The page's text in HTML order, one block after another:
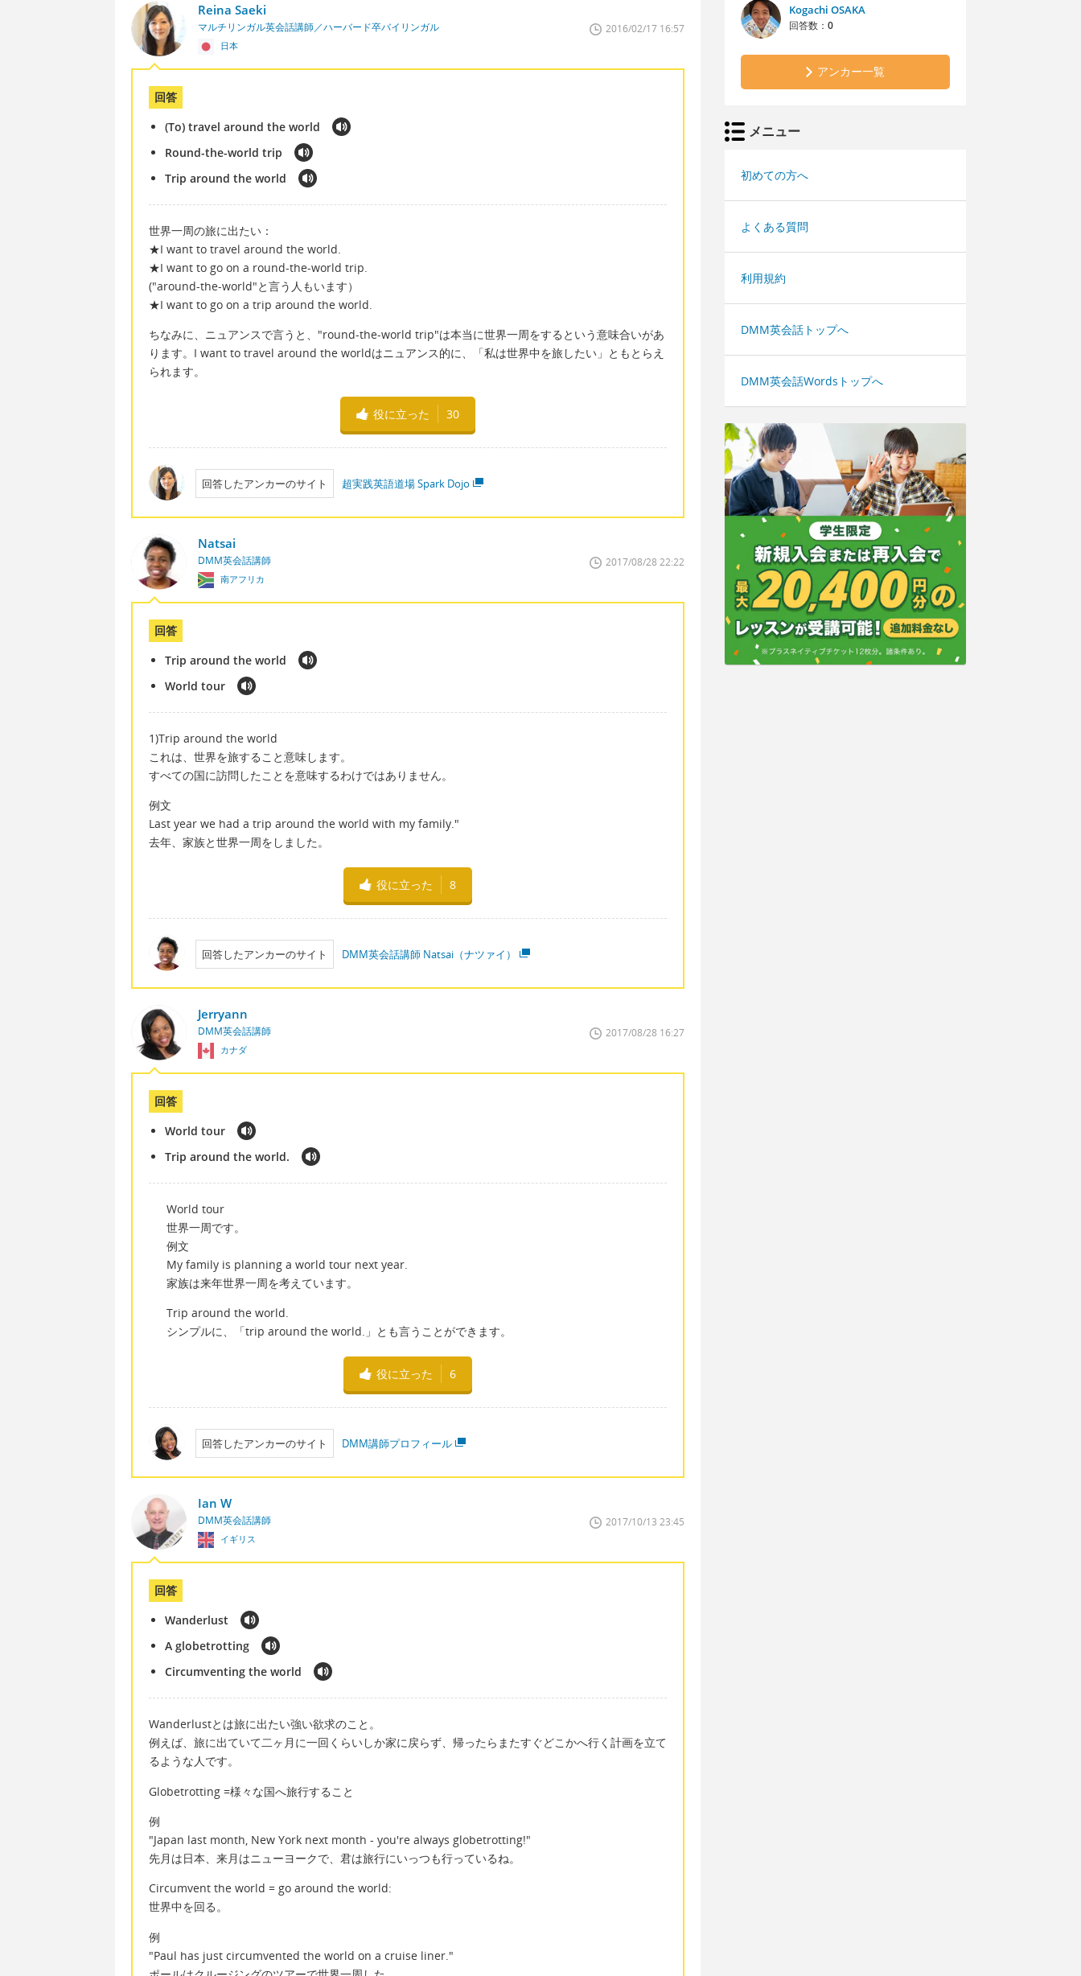
Reina Saeki
マルチリンガル英会話講師／ハーバード卒バイリンガル
日本
2016/02/17 16:57
回答
(To) travel around the world
Round-the-world trip
Trip around the world
世界一周の旅に出たい：
★I want to travel around the world.
★I want to go on a round-the-world trip.
("around-the-world"と言う人もいます）
★I want to go on a trip around the world.
ちなみに、ニュアンスで言うと、"round-the-world trip"は本当に世界一周をするという意味合いがあ
ります。I want to travel around the worldはニュアンス的に、「私は世界中を旅したい」ともとらえ
られます。
役に立った 30
回答したアンカーのサイト 超実践英語道場 Spark Dojo
Natsai
DMM英会話講師
南アフリカ
2017/08/28 22:22
回答
Trip around the world
World tour
1)Trip around the world
これは、世界を旅すること意味します。
すべての国に訪問したことを意味するわけではありません。
例文
Last year we had a trip around the world with my family."
去年、家族と世界一周をしました。
役に立った 8
回答したアンカーのサイト DMM英会話講師 Natsai（ナツァイ）
Jerryann
DMM英会話講師
カナダ
2017/08/28 16:27
回答
World tour
Trip around the world.
World tour
世界一周です。
例文
My family is planning a world tour next year.
家族は来年世界一周を考えています。
Trip around the world.
シンプルに、「trip around the world.」とも言うことができます。
役に立った 6
回答したアンカーのサイト DMM講師プロフィール
Ian W
DMM英会話講師
イギリス
2017/10/13 23:45
回答
Wanderlust
A globetrotting
Circumventing the world
Wanderlustとは旅に出たい強い欲求のこと。
例えば、旅に出ていて二ヶ月に一回くらいしか家に戻らず、帰ったらまたすぐどこかへ行く計画を立て
るような人です。
Globetrotting =様々な国へ旅行すること
例
"Japan last month, New York next month - you're always globetrotting!"
先月は日本、来月はニューヨークで、君は旅行にいっつも行っているね。
Circumvent the world = go around the world:
世界中を回る。
例
"Paul has just circumvented the world on a cruise liner."
Kogachi OSAKA
回答数： 0
アンカー一覧
メニュー
初めての方へ
よくある質問
利用規約
DMM英会話トップへ
DMM英会話Wordsトップへ